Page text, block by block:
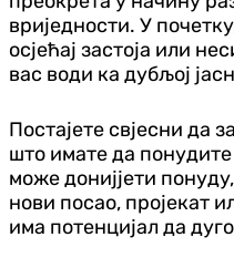
вриједности. У
осјећај застоја или
вас води ка дубљој
Постајете свјесни да
што имате да
може донијјети
нови посао, пројекат
има потенцијал да